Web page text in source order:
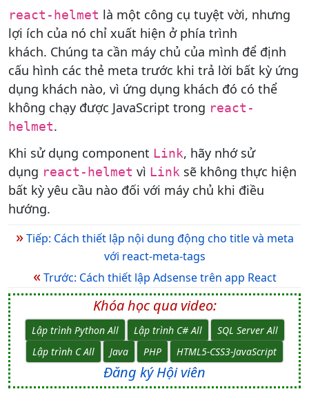
react-helmet là một công cụ tuyệt vời, nhưng
lợi ích của nó chỉ xuất hiện ở phía trình
khách. Chúng ta cần máy chủ của mình để định
cấu hình các thẻ meta trước khi trả lời bất kỳ ứng
dụng khách nào, vì ứng dụng khách đó có thể
không chạy được JavaScript trong react-
helmet.
Khi sử dụng component Link, hãy nhớ sử
dụng react-helmet vì Link sẽ không thực hiện
bất kỳ yêu cầu nào đối với máy chủ khi điều
hướng.
»Tiếp: Cách thiết lập nội dung động cho title và meta
với react-meta-tags
«Trước: Cách thiết lập Adsense trên app React
Khóa học qua video:
Lập trình Python All Lập trình C# All
SQL Server All
Lập trình C All
Java PHP HTML5-CSS3-JavaScript
Đăng ký Hội viên